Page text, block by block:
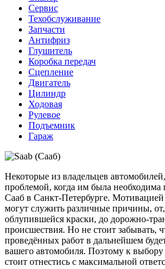
Сервис
Техобслуживание
Запчасти
Антифриз
Глушитель
Коробка передач
Сцепление
Двигатель
Цилиндр
Ходовая
Рулевое
Подъемник
Гараж
Некоторые из владельцев
проблемой, когда им была необходима
Сааб в Санкт-Петербурге.
могут служить различные причины, от,
облупившейся краски, до дорожно-
происшествия. Но не стоит забывать,
проведённых работ в дальнейшем
вашего автомобиля. Поэтому к
стоит отнестись с максимальной